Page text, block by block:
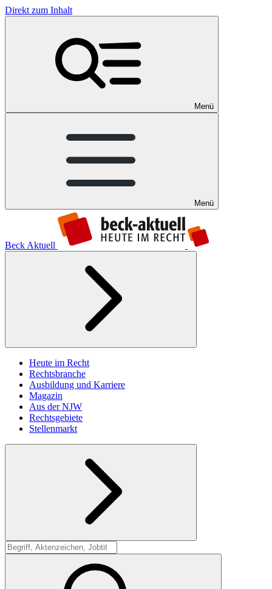
Direkt zum Inhalt
Menü
Menü
Beck Aktuell
Heute im Recht
Rechtsbranche
Ausbildung und Karriere
Magazin
Aus der NJW
Rechtsgebiete
Stellenmarkt
Suche